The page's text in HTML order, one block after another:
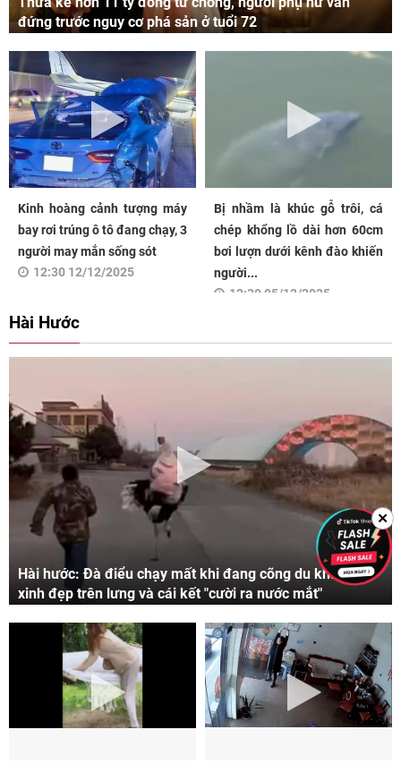
đứng trước nguy cơ phá sản ở tuổi 72
Kinh hoàng cảnh tượng máy
bay rơi trúng ô tô đang chạy, 3
người may mắn sống sót
12:30 12/12/2025
Bị nhầm là khúc gỗ trôi, cá
chép khổng lồ dài hơn 60cm
bơi lượn dưới kênh đào khiến
người...
12:30 05/12/2025
Hài Hước
Hài hước: Đà điểu chạy mất khi đang cõng du khách
xinh đẹp trên lưng và cái kết "cười ra nước mắt"
✕